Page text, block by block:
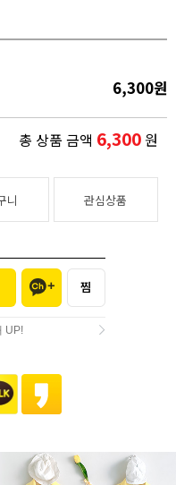
6,300원
총 상품 금액 6,300원
니 관심상품
UP!